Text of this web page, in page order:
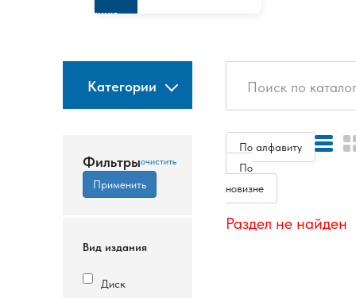
изданию
Категории
Фильтры
Вид издания
Диск
По алфавиту
По
новизне
Раздел не найден